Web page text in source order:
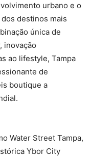
urbano e o
destinos mais
única de
inovação
ao lifestyle, Tampa
de
boutique a
Water Street Tampa,
Ybor City